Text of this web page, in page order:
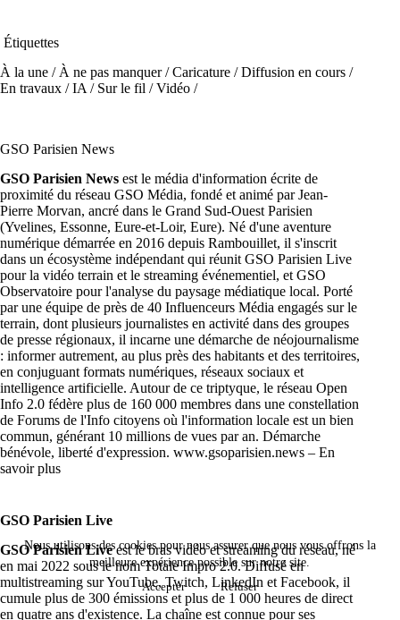
Nous utilisons des cookies pour nous assurer que nous vous offrons la
meilleure expérience possible sur notre site.
Accepter
Refuser
Étiquettes
À la une / À ne pas manquer/Caricature /Diffusion en cours /
En travaux /IA / Sur le fil /Vidéo /
GSO Parisien News
GSO Parisien News est le média d'information écrite de
proximité du réseau GSO Média, fondé et animé par Jean-
Pierre Morvan, ancré dans le Grand Sud-Ouest Parisien
(Yvelines, Essonne, Eure-et-Loir, Eure). Né d'une aventure
numérique démarrée en 2016 depuis Rambouillet, il s'inscrit
dans un écosystème indépendant qui réunit GSO Parisien Live
pour la vidéo terrain et le streaming événementiel, et GSO
Observatoire pour l'analyse du paysage médiatique local. Porté
par une équipe de près de 40 Influenceurs Média engagés sur le
terrain, dont plusieurs journalistes en activité dans des groupes
de presse régionaux, il incarne une démarche de néojournalisme
: informer autrement, au plus près des habitants et des territoires,
en conjuguant formats numériques, réseaux sociaux et
intelligence artificielle. Autour de ce triptyque, le réseau Open
Info 2.0 fédère plus de 160 000 membres dans une constellation
de Forums de l'Info citoyens où l'information locale est un bien
commun, générant 10 millions de vues par an. Démarche
bénévole, liberté d'expression. www.gsoparisien.news – En
savoir plus
GSO Parisien Live
GSO Parisien Liveest le bras vidéo et streaming du réseau, né
en mai 2022 sous le nom Totale Impro 2.0. Diffusé en
multistreaming sur YouTube, Twitch, LinkedIn et Facebook, il
cumule plus de 300 émissions et plus de 1 000 heures de direct
en quatre ans d'existence. La chaîne est connue pour ses